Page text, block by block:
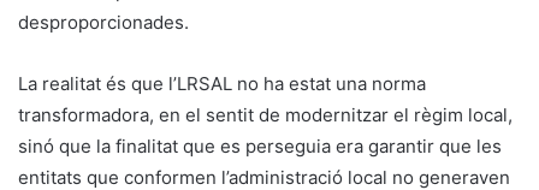
desproporcionades.
La realitat és que l’LRSAL no ha estat una norma
transformadora, en el sentit de modernitzar el règim local,
sinó que la finalitat que es perseguia era garantir que les
entitats que conformen l’administració local no generaven